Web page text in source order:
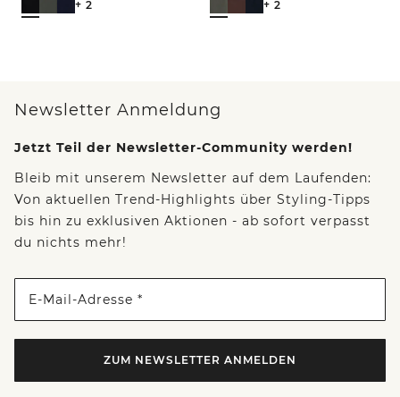
+ 2 + 2
Newsletter Anmeldung
Jetzt Teil der Newsletter-Community werden!
Bleib mit unserem Newsletter auf dem Laufenden:
Von aktuellen Trend-Highlights über Styling-Tipps
bis hin zu exklusiven Aktionen - ab sofort verpasst
du nichts mehr!
E-Mail-Adresse *
ZUM NEWSLETTER ANMELDEN